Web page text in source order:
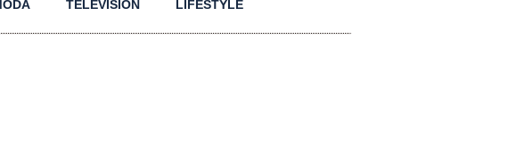
TELEVISIÓN LIFESTYLE